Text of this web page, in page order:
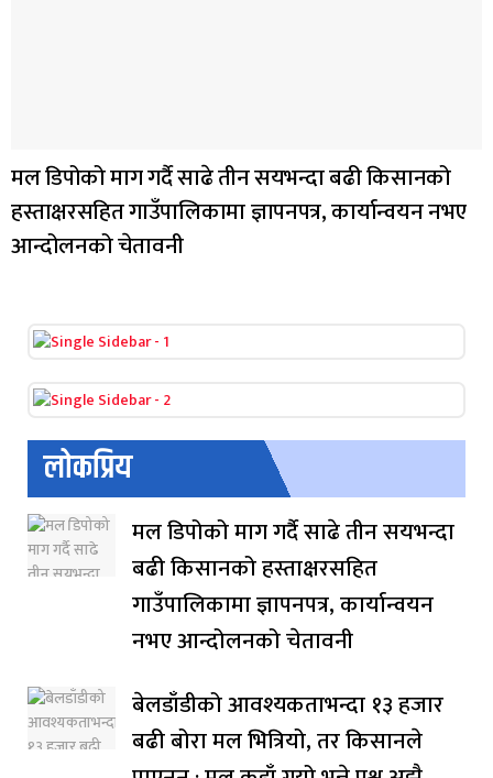
मल डिपोको माग गर्दै साढे तीन सयभन्दा बढी किसानको
हस्ताक्षरसहित गाउँपालिकामा ज्ञापनपत्र, कार्यान्वयन नभए
आन्दोलनको चेतावनी
लोकप्रिय
मल डिपोको माग गर्दै साढे तीन सयभन्दा
बढी किसानको हस्ताक्षरसहित
गाउँपालिकामा ज्ञापनपत्र, कार्यान्वयन
नभए आन्दोलनको चेतावनी
बेलडाँडीको आवश्यकताभन्दा १३ हजार
बढी बोरा मल भित्रियो, तर किसानले